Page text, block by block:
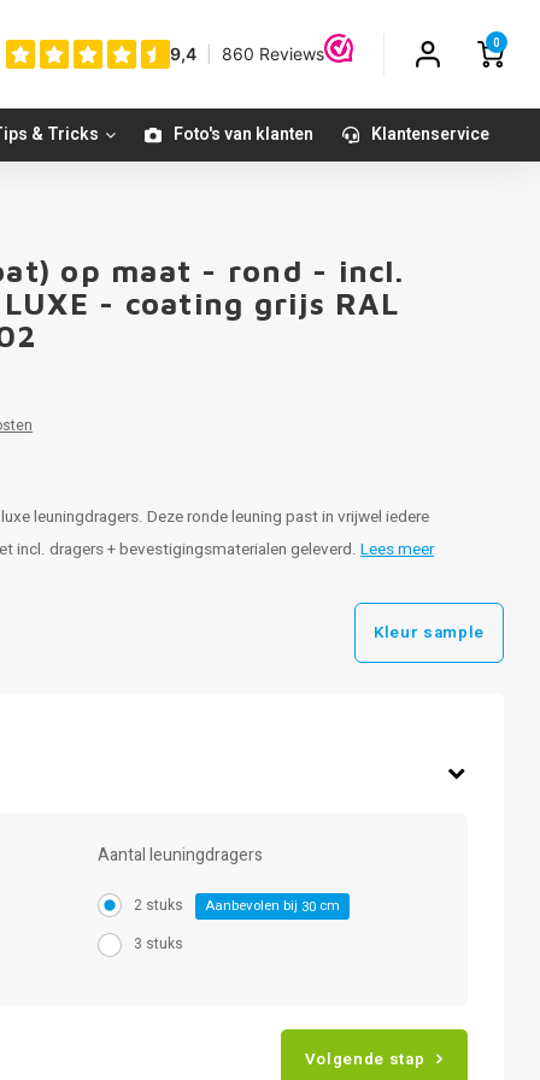
0
& Tricks Foto's van klanten Klantenservice
op maat - rond - incl.
- coating grijs RAL
leuningdragers. Deze ronde leuning past in vrijwel iedere
incl. dragers + bevestigingsmaterialen geleverd. Lees meer
Kleur sample
Aantal leuningdragers
2 stuks Aanbevolen bij 30 cm
3 stuks
Volgende stap